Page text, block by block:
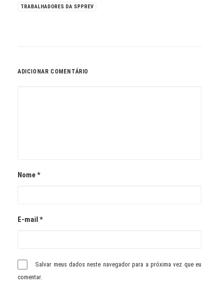
TRABALHADORES DA SPPREV
ADICIONAR COMENTÁRIO
Nome *
E-mail *
Salvar meus dados neste navegador para a próxima vez que eu
comentar.